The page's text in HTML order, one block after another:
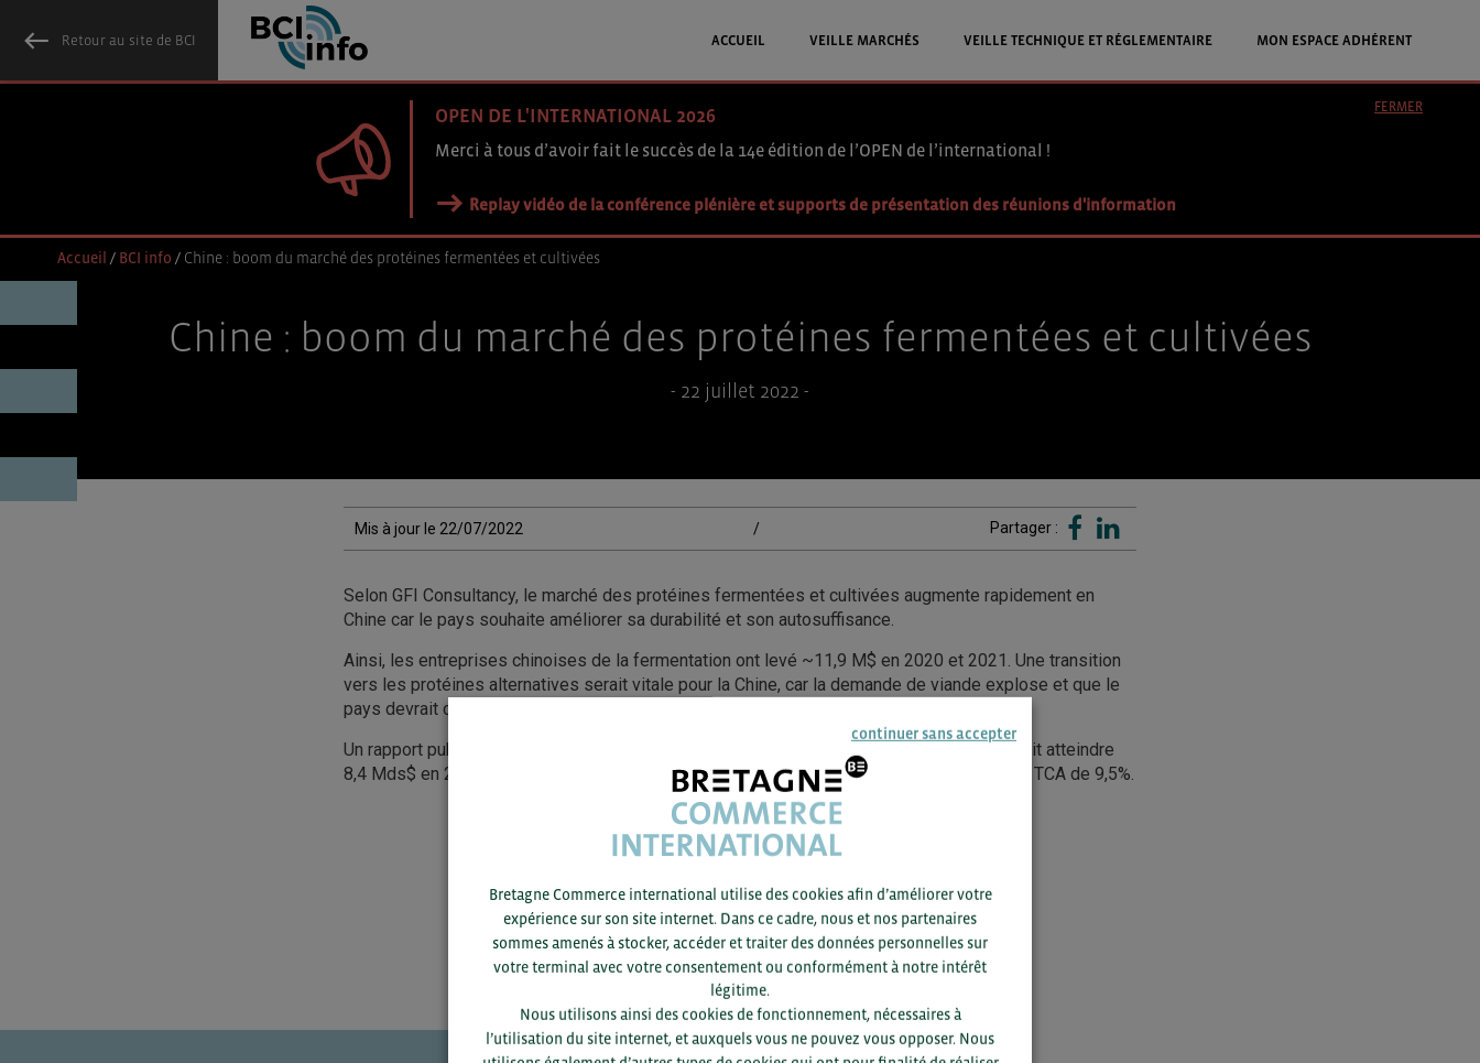
Retour au site de BCI ACCUEIL VEILLE MARCHÉS VEILLE TECHNIQUE ET RÉGLEMENTAIRE MON ESPACE ADHÉRENT
OPEN DE L'INTERNATIONAL 2026
Merci à tous d’avoir fait le succès de la 14e édition de l’OPEN de l’international !
Replay vidéo de la conférence plénière et supports de présentation des réunions d'information
FERMER
Accueil / BCI info / Chine : boom du marché des protéines fermentées et cultivées
Chine : boom du marché des protéines fermentées et cultivées
- 22 juillet 2022 -
Mis à jour le 22/07/2022 / Partager :
Selon GFI Consultancy, le marché des protéines fermentées et cultivées augmente rapidement en
Chine car le pays souhaite améliorer sa durabilité et son autosuffisance.
Ainsi, les entreprises chinoises de la fermentation ont levé ~11,9 M$ en 2020 et 2021. Une transition
vers les protéines alternatives serait vitale pour la Chine, car la demande de viande explose et que le
pays devrait connaître un déficit de viande de ~53 MT entre 2021 et 2030.
Un rapport publié en 2021 estime que le marché mondial des protéines alternatives devrait atteindre
8,4 Mds$ en 2027, la Chine étant l’un des principaux moteurs de cette croissance avec un TCA de 9,5%.
continuer sans accepter
Bretagne Commerce international utilise des cookies afin d’améliorer votre
expérience sur son site internet. Dans ce cadre, nous et nos partenaires
sommes amenés à stocker, accéder et traiter des données personnelles sur
votre terminal avec votre consentement ou conformément à notre intérêt
légitime.
Nous utilisons ainsi des cookies de fonctionnement, nécessaires à
l’utilisation du site internet, et auxquels vous ne pouvez vous opposer. Nous